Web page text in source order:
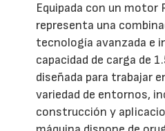
Equipada con un motor
representa una
tecnología avanzada e
capacidad de carga de
diseñada para trabajar
variedad de entornos,
construcción y